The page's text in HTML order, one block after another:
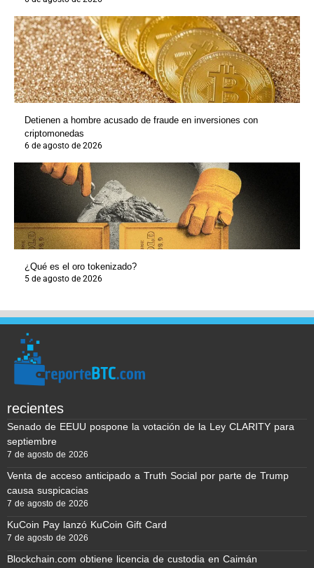
Detienen a hombre acusado de fraude en inversiones con
criptomonedas
6 de agosto de 2026
¿Qué es el oro tokenizado?
5 de agosto de 2026
recientes
Senado de EEUU pospone la votación de la Ley CLARITY para
septiembre
7 de agosto de 2026
Venta de acceso anticipado a Truth Social por parte de Trump
causa suspicacias
7 de agosto de 2026
KuCoin Pay lanzó KuCoin Gift Card
7 de agosto de 2026
Blockchain.com obtiene licencia de custodia en Caimán